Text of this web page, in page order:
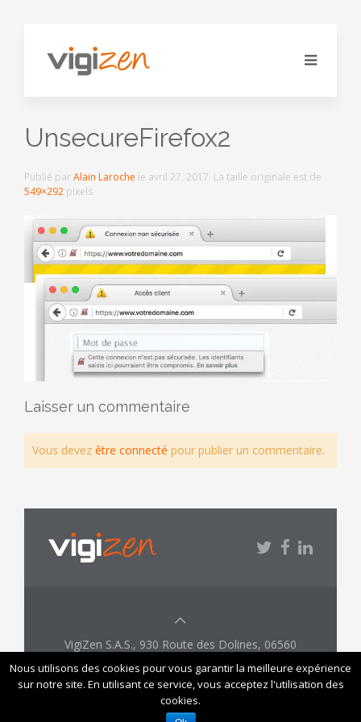
UnsecureFirefox2
Publié par Alain Laroche le avril 27, 2017. La taille originale est de
549×292 pixels
Laisser un commentaire
Vous devez être connecté pour publier un commentaire.
VigiZen S.A.S., 930 Route des Dolines, 06560
Valbonne, France -
contact@vigizen.com -
+33 (0)4 22 46 12 00
Nous utilisons des cookies pour vous garantir la meilleure expérience
sur notre site. En utilisant ce service, vous acceptez l'utilisation des
cookies.